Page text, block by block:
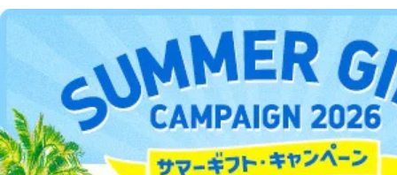
DOWNLOAD FOR ANDROID
ご利用方法はこちら
総合案内